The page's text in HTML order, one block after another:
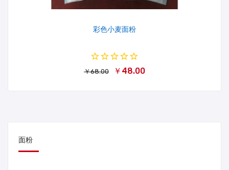
彩色小麦面粉
￥68.00 ￥48.00
面粉